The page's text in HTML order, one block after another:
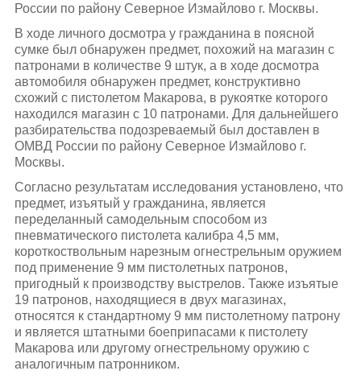
России по району Северное Измайлово г. Москвы.
В ходе личного досмотра у гражданина в поясной
сумке был обнаружен предмет, похожий на магазин с
патронами в количестве 9 штук, а в ходе досмотра
автомобиля обнаружен предмет, конструктивно
схожий с пистолетом Макарова, в рукоятке которого
находился магазин с 10 патронами. Для дальнейшего
разбирательства подозреваемый был доставлен в
ОМВД России по району Северное Измайлово г.
Москвы.
Согласно результатам исследования установлено, что
предмет, изъятый у гражданина, является
переделанный самодельным способом из
пневматического пистолета калибра 4,5 мм,
короткоствольным нарезным огнестрельным оружием
под применение 9 мм пистолетных патронов,
пригодный к производству выстрелов. Также изъятые
19 патронов, находящиеся в двух магазинах,
относятся к стандартному 9 мм пистолетному патрону
и является штатными боеприпасами к пистолету
Макарова или другому огнестрельному оружию с
аналогичным патронником.